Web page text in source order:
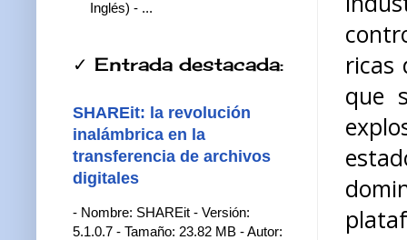
ricas
que
Inglés) - ...
✓ Entrada destacada:
SHAREit: la revolución
inalámbrica en la
transferencia de archivos
digitales
- Nombre: SHAREit - Versión:
5.1.0.7 - Tamaño: 23.82 MB - Autor: